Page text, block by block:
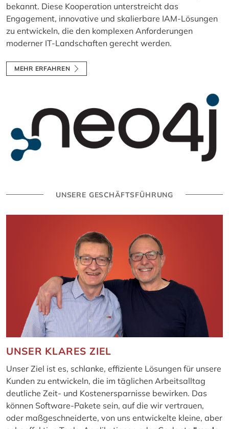
bekannt. Diese Kooperation unterstreicht das
Engagement, innovative und skalierbare IAM-Lösungen
zu entwickeln, die den komplexen Anforderungen
moderner IT-Landschaften gerecht werden.
MEHR ERFAHREN
UNSERE GESCHÄFTSFÜHRUNG
UNSER KLARES ZIEL
Unser Ziel ist es, schlanke, effiziente Lösungen für unsere
Kunden zu entwickeln, die im täglichen Arbeitsalltag
deutliche Zeit- und Kostenersparnisse bewirken. Das
können Software-Pakete sein, auf die wir vertrauen,
oder maßgeschneiderte, von uns entwickelte kleine, aber